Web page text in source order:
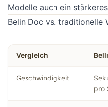
Modelle auch ein
Belin Doc vs. traditionelle
Vergleich
Geschwindigkeit
pro